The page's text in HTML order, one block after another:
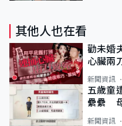
其他人也在看
勸未婚
心臟兩
新聞資訊
五歲童
纍纍
類案最
新聞資訊